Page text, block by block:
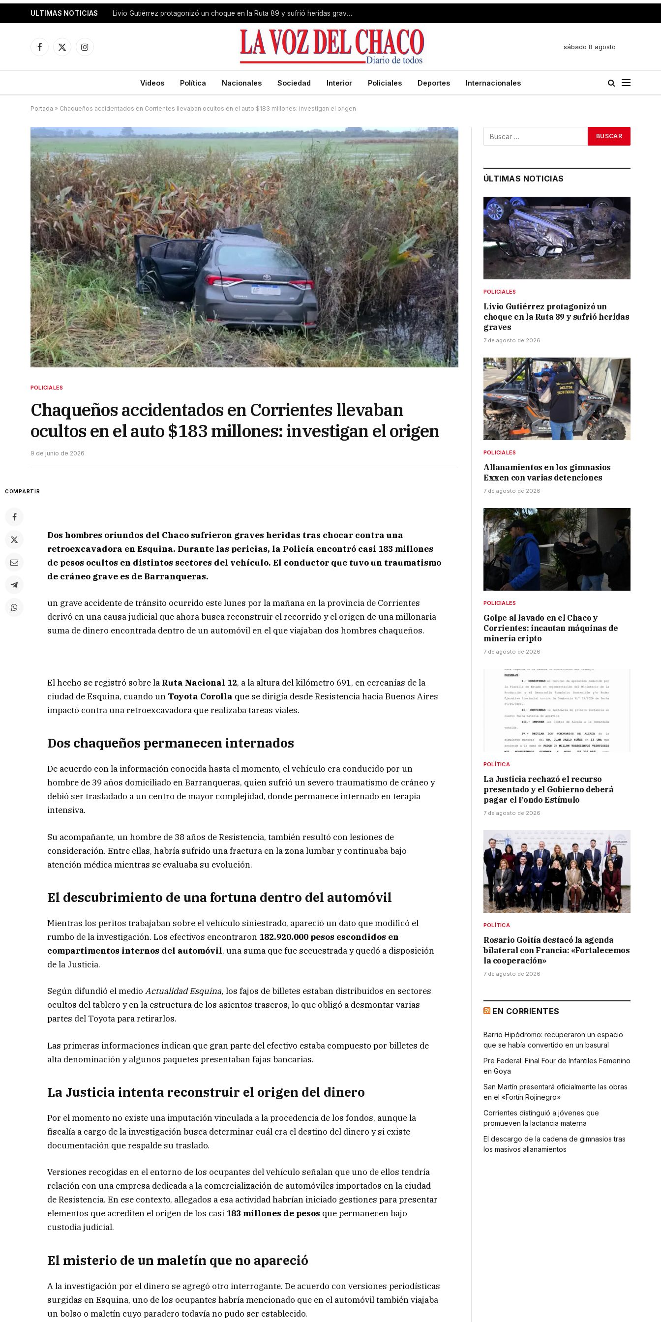
ULTIMAS NOTICIAS Livio Gutiérrez protagonizó un choque en la Ruta 89 y sufrió heridas graves
Facebook
X
Instagram
sábado 8 agosto
Videos Política Nacionales Sociedad Interior Policiales Deportes Internacionales
Portada » Chaqueños accidentados en Corrientes llevaban ocultos en el auto $183 millones: investigan el origen
POLICIALES
Chaqueños accidentados en Corrientes llevaban
ocultos en el auto $183 millones: investigan el origen
9 de junio de 2026
COMPARTIR
Dos hombres oriundos del Chaco sufrieron graves heridas tras chocar contra una
retroexcavadora en Esquina. Durante las pericias, la Policía encontró casi 183 millones
de pesos ocultos en distintos sectores del vehículo. El conductor que tuvo un traumatismo
de cráneo grave es de Barranqueras.
un grave accidente de tránsito ocurrido este lunes por la mañana en la provincia de Corrientes
derivó en una causa judicial que ahora busca reconstruir el recorrido y el origen de una millonaria
suma de dinero encontrada dentro de un automóvil en el que viajaban dos hombres chaqueños.
El hecho se registró sobre la Ruta Nacional 12, a la altura del kilómetro 691, en cercanías de la
ciudad de Esquina, cuando un Toyota Corolla que se dirigía desde Resistencia hacia Buenos Aires
impactó contra una retroexcavadora que realizaba tareas viales.
Dos chaqueños permanecen internados
De acuerdo con la información conocida hasta el momento, el vehículo era conducido por un
hombre de 39 años domiciliado en Barranqueras, quien sufrió un severo traumatismo de cráneo y
debió ser trasladado a un centro de mayor complejidad, donde permanece internado en terapia
intensiva.
Su acompañante, un hombre de 38 años de Resistencia, también resultó con lesiones de
consideración. Entre ellas, habría sufrido una fractura en la zona lumbar y continuaba bajo
atención médica mientras se evaluaba su evolución.
El descubrimiento de una fortuna dentro del automóvil
Mientras los peritos trabajaban sobre el vehículo siniestrado, apareció un dato que modificó el
rumbo de la investigación. Los efectivos encontraron 182.920.000 pesos escondidos en
compartimentos internos del automóvil, una suma que fue secuestrada y quedó a disposición
de la Justicia.
Según difundió el medioActualidad Esquina, los fajos de billetes estaban distribuidos en sectores
ocultos del tablero y en la estructura de los asientos traseros, lo que obligó a desmontar varias
partes del Toyota para retirarlos.
Las primeras informaciones indican que gran parte del efectivo estaba compuesto por billetes de
alta denominación y algunos paquetes presentaban fajas bancarias.
La Justicia intenta reconstruir el origen del dinero
Por el momento no existe una imputación vinculada a la procedencia de los fondos, aunque la
fiscalía a cargo de la investigación busca determinar cuál era el destino del dinero y si existe
documentación que respalde su traslado.
Versiones recogidas en el entorno de los ocupantes del vehículo señalan que uno de ellos tendría
relación con una empresa dedicada a la comercialización de automóviles importados en la ciudad
de Resistencia. En ese contexto, allegados a esa actividad habrían iniciado gestiones para presentar
elementos que acrediten el origen de los casi 183 millones de pesos que permanecen bajo
custodia judicial.
El misterio de un maletín que no apareció
A la investigación por el dinero se agregó otro interrogante. De acuerdo con versiones periodísticas
surgidas en Esquina, uno de los ocupantes habría mencionado que en el automóvil también viajaba
un bolso o maletín cuyo paradero todavía no pudo ser establecido.
ÚLTIMAS NOTICIAS
POLICIALES
Livio Gutiérrez protagonizó un
choque en la Ruta 89 y sufrió heridas
graves
7 de agosto de 2026
POLICIALES
Allanamientos en los gimnasios
Exxen con varias detenciones
7 de agosto de 2026
POLICIALES
Golpe al lavado en el Chaco y
Corrientes: incautan máquinas de
minería cripto
7 de agosto de 2026
POLÍTICA
La Justicia rechazó el recurso
presentado y el Gobierno deberá
pagar el Fondo Estímulo
7 de agosto de 2026
POLÍTICA
Rosario Goitía destacó la agenda
bilateral con Francia: «Fortalecemos
la cooperación»
7 de agosto de 2026
EN CORRIENTES
Barrio Hipódromo: recuperaron un espacio
que se había convertido en un basural
Pre Federal: Final Four de Infantiles Femenino
en Goya
San Martín presentará oficialmente las obras
en el «Fortín Rojinegro»
Corrientes distinguió a jóvenes que
promueven la lactancia materna
El descargo de la cadena de gimnasios tras
los masivos allanamientos